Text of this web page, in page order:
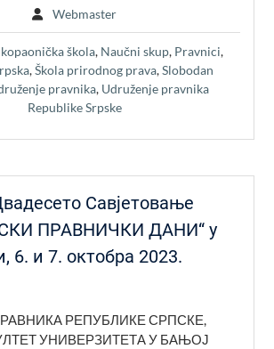
Webmaster
kopaonička škola, Naučni skup, Pravnici,
,Škola prirodnog prava,Slobodan
pravnika, Udruženje pravnika
Republike Srpske
Савјетовање
ПРАВНИЧКИ ДАНИ“ у
6. и 7. октобра 2023.
РЕПУБЛИКЕ СРПСКЕ,
УНИВЕРЗИТЕТА У БАЊОЈ